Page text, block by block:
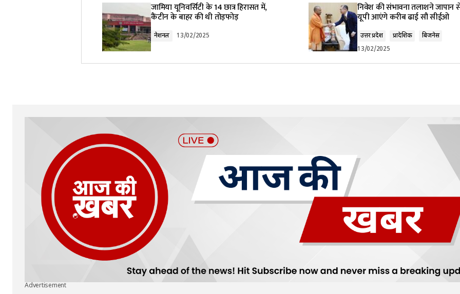
जामिया यूनिवर्सिटी के 14 छात्र हिरासत में,
कैंटीन के बाहर की थी तोड़फोड़
नेशनल 13/02/2025
निवेश की संभावना तलाशने जापान
यूपी आएंगे करीब ढाई सौ सीईओ
उत्तर प्रदेश प्रादेशिक
बिजनेस
13/02/2025
Advertisement